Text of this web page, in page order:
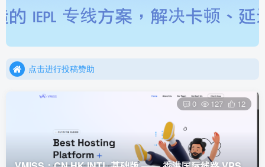
点击加入官方TG频道/聊天群
点击进行投稿赞助
0 127 12